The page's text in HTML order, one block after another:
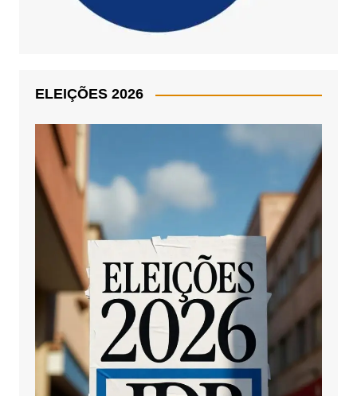
ELEIÇÕES 2026